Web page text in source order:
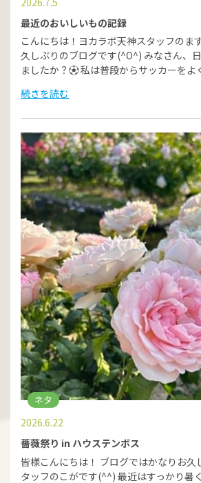
最近のおいしいもの記録
こんにちは！ヨカラボ天神スタッフの
久しぶりのブログです(^O^) みなさん、
ましたか？⚽ 私は普段からサッカーを
続きを読む
ネタ
2026.6.22
薔薇祭り in ハウステンボス
皆様こんにちは！ ブログではかなりお久
タッフのこがです(^^) 最近はすっかり暑